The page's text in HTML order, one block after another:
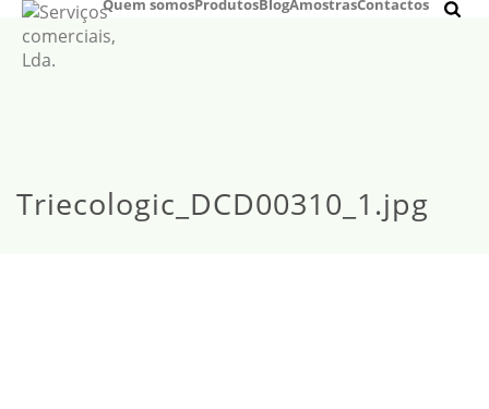
Quem somosProdutosBlogAmostrasContactos
Triecologic_DCD00310_1.jpg